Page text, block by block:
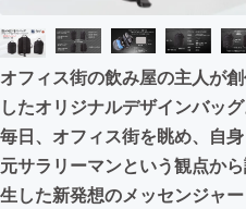
まちづくり・地域活
CAMPFIRE for Social
CAMPFIREふるさと納
オフィス街の飲み屋の主人が
したオリジナルデザインバッグ
毎日、オフィス街を眺め、自
元サラリーマンという観点か
生した新発想のメッセンジャ